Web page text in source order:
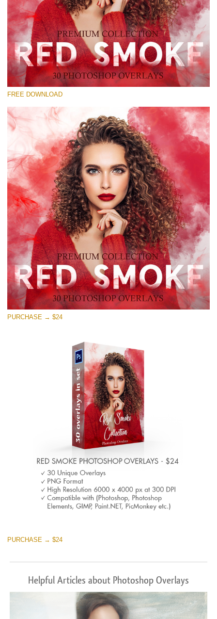
Por favor selecione
Free Red Smoke Overlay #26
Small 800*533px
Red Smoke
(30 Overlays)
Light Sparkling
(740 Overlays)
Large 6000*4000px
Entire Collection
(1783 Overlays)
Large 6000*4000px
Download Grátis
FREE DOWNLOAD
PURCHASE → $24
PURCHASE → $24
Helpful Articles about Photoshop Overlays